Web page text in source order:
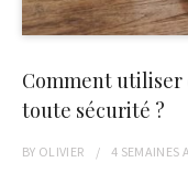
Comment utiliser
toute sécurité ?
BY OLIVIER 4 SEMAINES